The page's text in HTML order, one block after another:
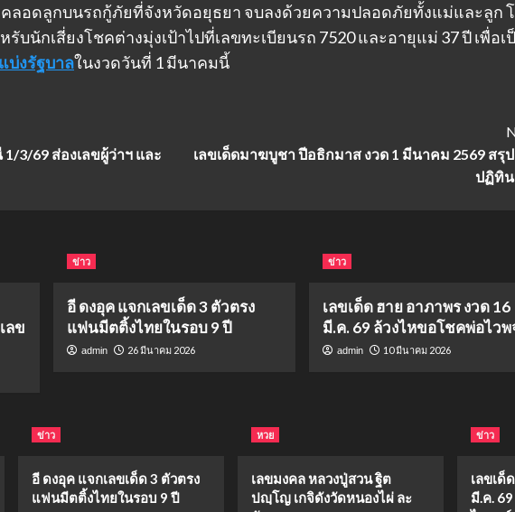
ลอดลูกบนรถกู้ภัยที่จังหวัดอยุธยา จบลงด้วยความปลอดภัยทั้งแม่และลูก
บนักเสี่ยงโชคต่างมุ่งเป้าไปที่เลขทะเบียนรถ 7520 และอายุแม่ 37 ปี เพื่อเ
บ่งรัฐบาลในงวดวันที่ 1 มีนาคมนี้
3/69 ส่องเลขผู้ว่าฯ และ
เลขเด็ดมาฆบูชา ปีอธิกมาส งวด 1 มีนาคม 2569 สรุ
ปฏิทิน
ลข
ข่าว
อี ดงอุค แจกเลขเด็ด 3 ตัวตรง
แฟนมีตติ้งไทยในรอบ 9 ปี
admin 26 มีนาคม 2026
ข่าว
เลขเด็ด ฮาย อาภาพร งวด 16
มี.ค. 69 ล้วงไหขอโชคพ่อไว
admin 10 มีนาคม 2026
ข่าว
อี ดงอุค แจกเลขเด็ด 3 ตัวตรง
แฟนมีตติ้งไทยในรอบ 9 ปี
หวย
เลขมงคล หลวงปู่สวน ฐิต
ปญฺโญ เกจิดังวัดหนองไผ่ ละ
ข่าว
เลขเด็
มี.ค.